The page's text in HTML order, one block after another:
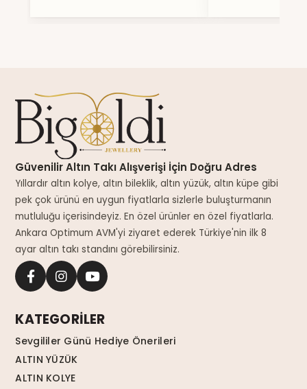
Güvenilir Altın Takı Alışverişi İçin Doğru Adres
Yıllardır altın kolye, altın bileklik, altın yüzük, altın küpe gibi
pek çok ürünü en uygun fiyatlarla sizlerle buluşturmanın
mutluluğu içerisindeyiz. En özel ürünler en özel fiyatlarla.
Ankara Optimum AVM'yi ziyaret ederek Türkiye'nin ilk 8
ayar altın takı standını görebilirsiniz.
KATEGORİLER
Sevgililer Günü Hediye Önerileri
ALTIN YÜZÜK
ALTIN KOLYE